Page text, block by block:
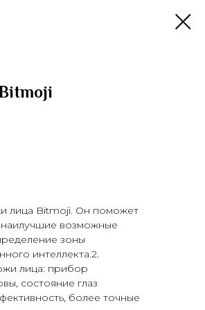
лица Bitmoji. Он поможет
возможные
зоны
интеллекта.2.
лица: прибор
состояние глаз
более точные